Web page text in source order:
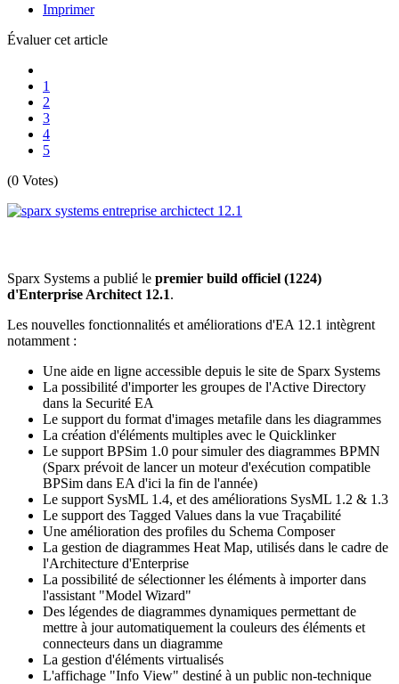
Imprimer
Évaluer cet article
1
2
3
4
5
(0 Votes)
Sparx Systems a publié le premier build officiel (1224)
d'Enterprise Architect 12.1.
Les nouvelles fonctionnalités et améliorations d'EA 12.1 intègrent
notamment :
Une aide en ligne accessible depuis le site de Sparx Systems
La possibilité d'importer les groupes de l'Active Directory
dans la Securité EA
Le support du format d'images metafile dans les diagrammes
La création d'éléments multiples avec le Quicklinker
Le support BPSim 1.0 pour simuler des diagrammes BPMN
(Sparx prévoit de lancer un moteur d'exécution compatible
BPSim dans EA d'ici la fin de l'année)
Le support SysML 1.4, et des améliorations SysML 1.2 & 1.3
Le support des Tagged Values dans la vue Traçabilité
Une amélioration des profiles du Schema Composer
La gestion de diagrammes Heat Map, utilisés dans le cadre de
l'Architecture d'Enterprise
La possibilité de sélectionner les éléments à importer dans
l'assistant "Model Wizard"
Des légendes de diagrammes dynamiques permettant de
mettre à jour automatiquement la couleurs des éléments et
connecteurs dans un diagramme
La gestion d'éléments virtualisés
L'affichage "Info View" destiné à un public non-technique